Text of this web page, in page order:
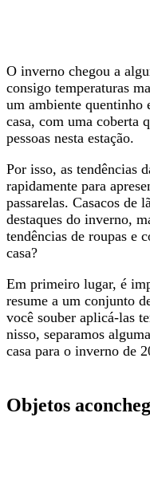
O inverno chegou a
consigo temperaturas
um ambiente quentinho
casa, com uma coberta
pessoas nesta estação.
Por isso, as tendências
rapidamente para
passarelas. Casacos de
destaques do inverno,
tendências de roupas e
casa?
Em primeiro lugar, é
resume a um conjunto
você souber aplicá-las
nisso, separamos
casa para o inverno de
Objetos